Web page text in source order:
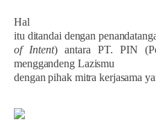
Hal
itu ditandai dengan
of Intent) antara PT. PIN
menggandeng Lazismu
dengan pihak mitra kerjasama